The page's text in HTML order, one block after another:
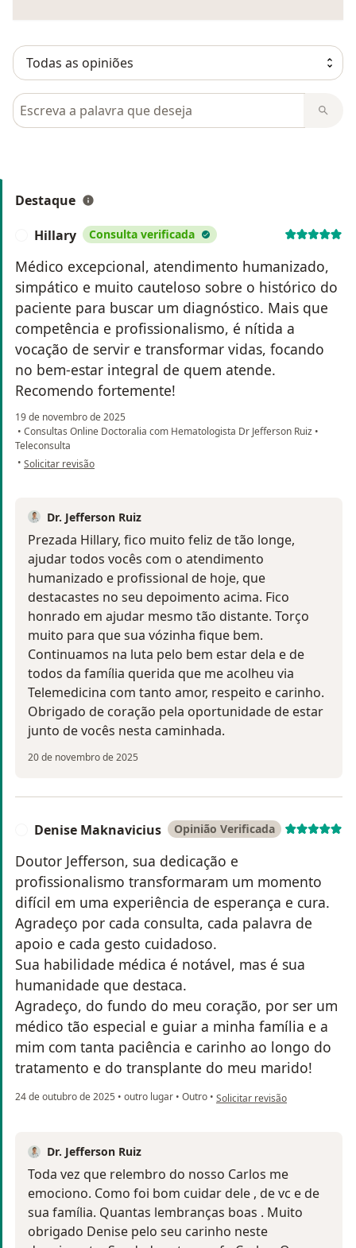
Pesquisar em opiniões
Destaque
Hillary Consulta verificada
Médico excepcional, atendimento humanizado,
simpático e muito cauteloso sobre o histórico do
paciente para buscar um diagnóstico. Mais que
competência e profissionalismo, é nítida a
vocação de servir e transformar vidas, focando
no bem-estar integral de quem atende.
Recomendo fortemente!
19 de novembro de 2025
• Consultas Online Doctoralia com Hematologista Dr Jefferson Ruiz •
Teleconsulta
• na opinião do utilizador Hillary
Solicitar revisão
Dr. Jefferson Ruiz
Prezada Hillary, fico muito feliz de tão longe,
ajudar todos vocês com o atendimento
humanizado e profissional de hoje, que
destacastes no seu depoimento acima. Fico
honrado em ajudar mesmo tão distante. Torço
muito para que sua vózinha fique bem.
Continuamos na luta pelo bem estar dela e de
todos da família querida que me acolheu via
Telemedicina com tanto amor, respeito e carinho.
Obrigado de coração pela oportunidade de estar
junto de vocês nesta caminhada.
20 de novembro de 2025
Denise Maknavicius Opinião Verificada
Doutor Jefferson, sua dedicação e
profissionalismo transformaram um momento
difícil em uma experiência de esperança e cura.
Agradeço por cada consulta, cada palavra de
apoio e cada gesto cuidadoso.
Sua habilidade médica é notável, mas é sua
humanidade que destaca.
Agradeço, do fundo do meu coração, por ser um
médico tão especial e guiar a minha família e a
mim com tanta paciência e carinho ao longo do
tratamento e do transplante do meu marido!
24 de outubro de 2025 • outro lugar • Outro • na opinião do utilizador Denise
Solicitar revisão
Dr. Jefferson Ruiz
Toda vez que relembro do nosso Carlos me
emociono. Como foi bom cuidar dele , de vc e de
sua família. Quantas lembranças boas . Muito
obrigado Denise pelo seu carinho neste